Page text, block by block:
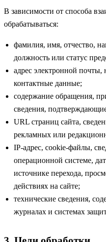
В зависимости от способа
обрабатываться:
фамилия, имя, отчество,
должность или статус
адрес электронной
контактные данные;
содержание обращения,
сведения,
URL страниц сайта,
рекламных или
IP-адрес, cookie-файлы,
операционной системе,
источнике перехода,
действиях на сайте;
технические сведения,
журналах и системах